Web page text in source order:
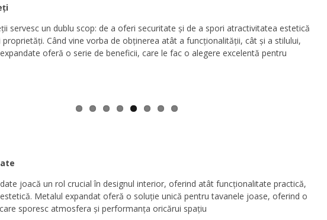
servesc un dublu scop: de a oferi securitate și de a spori atractivitatea estetică
Când vine vorba de obținerea atât a funcționalității, cât și a stilului,
oferă o serie de beneficii, care le fac o alegere excelentă pentru
joacă un rol crucial în designul interior, oferind atât funcționalitate practică,
Metalul expandat oferă o soluție unică pentru tavanele joase, oferind o
sporesc atmosfera și performanța oricărui spațiu